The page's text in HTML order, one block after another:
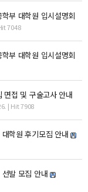
부 대학원 입시설명회
7048
부 대학원 입시설명회
면접 및 구술고사 안내
| Hit 7908
학원 후기모집 안내
발 모집 안내